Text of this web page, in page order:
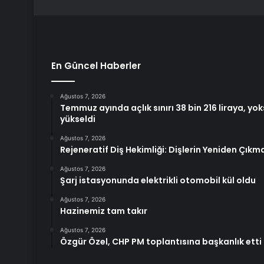
En Güncel Haberler
Ağustos 7, 2026
Temmuz ayında açlık sınırı 38 bin 216 liraya,
yükseldi
Ağustos 7, 2026
Rejeneratif Diş Hekimliği: Dişlerin Yeniden
Ağustos 7, 2026
Şarj istasyonunda elektrikli otomobil kül oldu
Ağustos 7, 2026
Hazinemiz tam takır
Ağustos 7, 2026
Özgür Özel, CHP PM toplantısına başkanlık etti